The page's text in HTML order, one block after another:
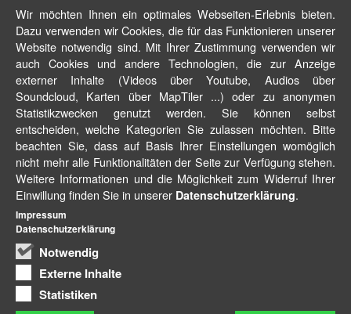
Wir möchten Ihnen ein optimales Webseiten-Erlebnis bieten.
Dazu verwenden wir Cookies, die für das Funktionieren unserer
Website notwendig sind. Mit Ihrer Zustimmung verwenden wir
auch Cookies und andere Technologien, die zur Anzeige
externer Inhalte (Videos über Youtube, Audios über
Soundcloud, Karten über MapTiler ...) oder zu anonymen
Statistikzwecken genutzt werden. Sie können selbst
entscheiden, welche Kategorien Sie zulassen möchten. Bitte
beachten Sie, dass auf Basis Ihrer Einstellungen womöglich
nicht mehr alle Funktionalitäten der Seite zur Verfügung stehen.
Weitere Informationen und die Möglichkeit zum Widerruf Ihrer
Einwillung finden Sie in unserer Datenschutzerklärung.
Notwendig
Externe Inhalte
Statistiken
Impressum
Datenschutzerklärung